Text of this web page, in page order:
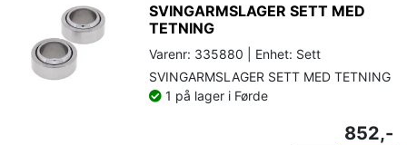
SVINGARMSLAGER SETT MED
TETNING
Varenr: 335880 | Enhet: Sett
SVINGARMSLAGER SETT MED TETNING
1 på lager i Førde
852,-